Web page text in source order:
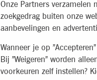
Onze Partners
zoekgedrag buiten onze
aanbevelingen en
Wanneer je op
Bij "Weigeren" worden
voorkeuren zelf instellen?